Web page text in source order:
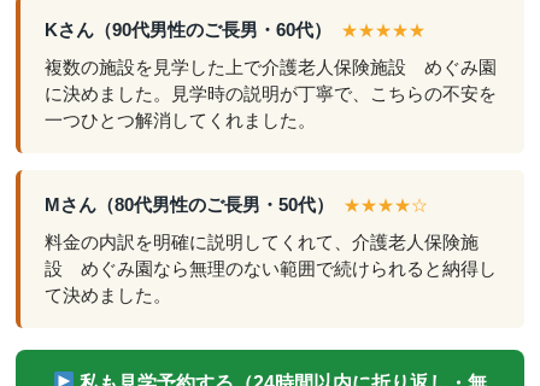
Kさん（90代男性のご長男・60代） ★★★★★
複数の施設を見学した上で介護老人保険施設 めぐみ園
に決めました。見学時の説明が丁寧で、こちらの不安を
一つひとつ解消してくれました。
Mさん（80代男性のご長男・50代） ★★★★☆
料金の内訳を明確に説明してくれて、介護老人保険施
設 めぐみ園なら無理のない範囲で続けられると納得し
て決めました。